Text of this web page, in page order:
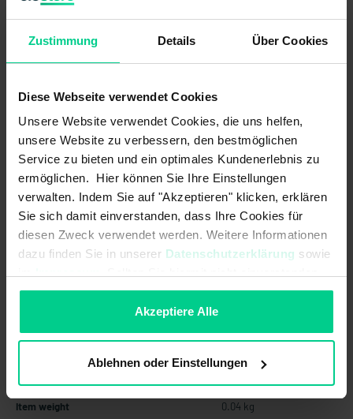
Zustimmung Details Über Cookies
Diese Webseite verwendet Cookies
Unsere Website verwendet Cookies, die uns helfen,
unsere Website zu verbessern, den bestmöglichen
Service zu bieten und ein optimales Kundenerlebnis zu
ermöglichen. Hier können Sie Ihre Einstellungen
verwalten. Indem Sie auf "Akzeptieren" klicken, erklären
Sie sich damit einverstanden, dass Ihre Cookies für
diesen Zweck verwendet werden. Weitere Informationen
dazu finden Sie in unserer Datenschutzerklärung sowie
sein, können Sie die Verwendung von Cookies hier
Akzeptiere Alle
Ablehnen oder Einstellungen
per item €149.83
Prices excl. VAT plus shipping costs
available (12 pcs.), ships within 1-3 days
Quantity Price
€142.34
from 12 pcs.
€131.67
- 12 %
from 24 pcs.
€118.50
- 21 %
from 48 pcs.
€106.65
- 29 %
from 96 pcs.
€95.98 - 36 %
Add to shopping cart
Create offer
Item weight 0.04 kg